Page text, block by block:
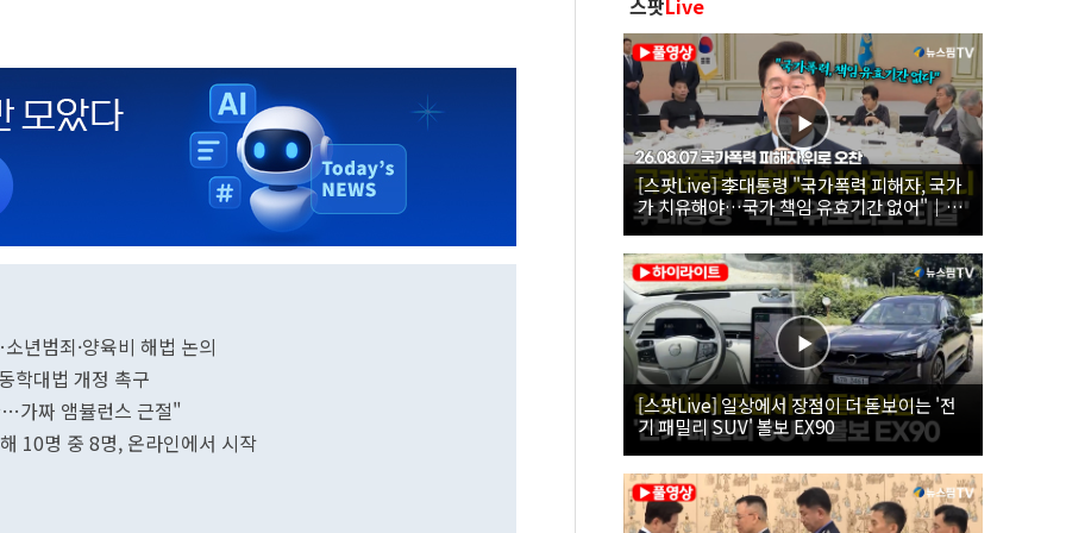
년범죄·양육비 해법 논의
학대법 개정 촉구
가짜 앰뷸런스 근절"
10명 중 8명, 온라인에서 시작
스팟Live
[스팟Live] 李대통령 "국가폭력 피해자, 국가
가 치유해야…국가 책임 유효기간 없어"｜
26.08.07 국가폭력 피해자 위로 오찬
[스팟Live] 일상에서 장점이 더 돋보이는 '전
기 패밀리 SUV' 볼보 EX90